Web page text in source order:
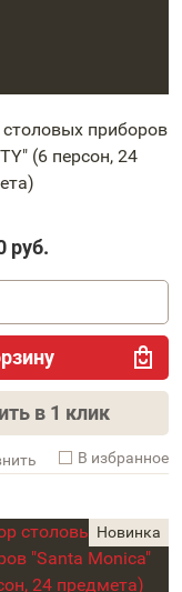
приборов
(6 персон, 24
руб.
в 1 клик
В избранное